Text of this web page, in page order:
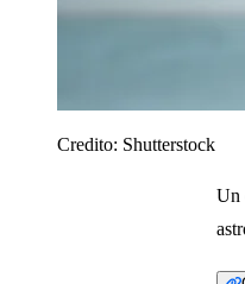
Credito: Shutterstock
Un